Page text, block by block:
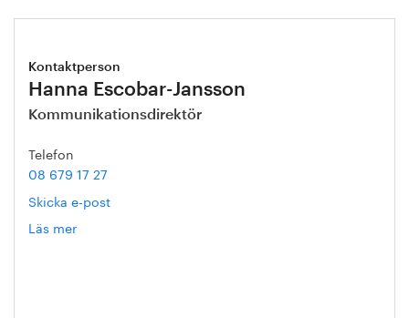
Kontaktperson
Hanna Escobar-Jansson
Kommunikationsdirektör
Telefon
08 679 17 27
Skicka e-post
Läs mer